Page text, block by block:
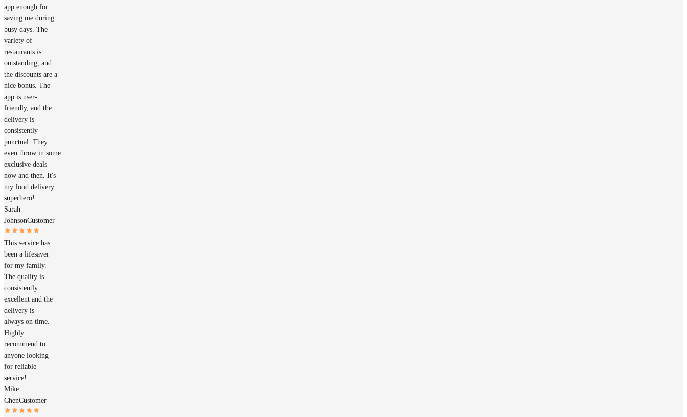
app enough for
saving me during
busy days. The
variety of
restaurants is
outstanding, and
the discounts are a
nice bonus. The
app is user-
friendly, and the
delivery is
consistently
punctual. They
even throw in some
exclusive deals
now and then. It's
my food delivery
superhero!
Sarah
JohnsonCustomer
This service has
been a lifesaver
for my family.
The quality is
consistently
excellent and the
delivery is
always on time.
Highly
recommend to
anyone looking
for reliable
service!
Mike
ChenCustomer